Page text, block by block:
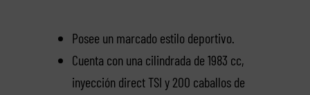
Posee un marcado estilo deportivo.
Cuenta con una cilindrada de 1983 cc,
inyección direct TSI y 200 caballos de